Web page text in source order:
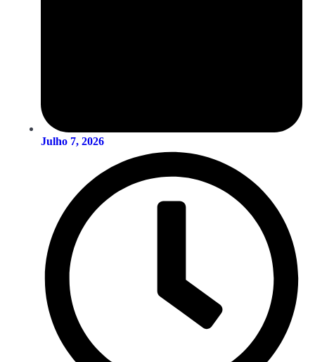
Julho 7, 2026